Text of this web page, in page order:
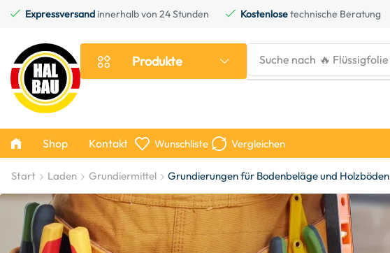
Expressversand innerhalb von 24 Stunden Kostenlosetechnische Beratung
Produkte Suche nach 🔥 Flüssigfolie
Shop Kontakt Wunschliste Vergleichen
Start Laden Grundiermittel Grundierungen für Bodenbeläge und Holzböden